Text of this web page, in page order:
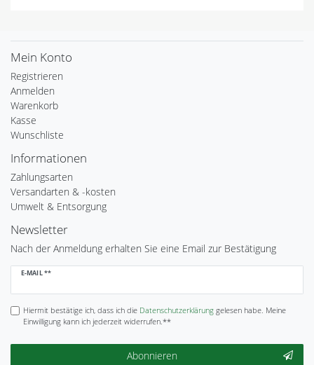
Mein Konto
Registrieren
Anmelden
Warenkorb
Kasse
Wunschliste
Informationen
Zahlungsarten
Versandarten & -kosten
Umwelt & Entsorgung
Newsletter
Nach der Anmeldung erhalten Sie eine Email zur Bestätigung
E-MAIL **
Newsletter
Hiermit bestätige ich, dass ich die Daten­schutz­erklärunggelesen habe. Meine
Einwilligung kann ich jederzeit widerrufen.**
Abonnieren